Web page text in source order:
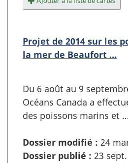
Projet de 2014 sur les
la mer de Beaufort …
Du 6 août au 9
Océans Canada a
des poissons marins et …
Dossier modifié : 24
Dossier publié : 23